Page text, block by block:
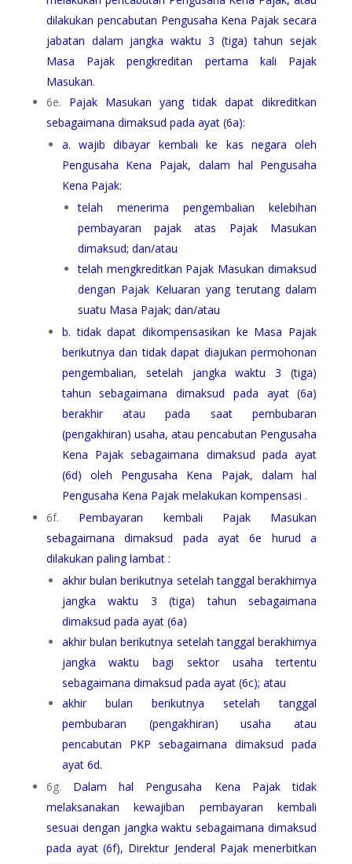
dilakukan pencabutan Pengusaha Kena Pajak secara
jabatan dalam jangka waktu 3 (tiga) tahun sejak
Masa Pajak pengkreditan pertama kali Pajak
Masukan.
6e. Pajak Masukan yang tidak dapat dikreditkan
sebagaimana dimaksud pada ayat (6a):
a. wajib dibayar kembali ke kas negara oleh
Pengusaha Kena Pajak, dalam hal Pengusaha
Kena Pajak:
telah menerima pengembalian kelebihan
pembayaran pajak atas Pajak Masukan
dimaksud; dan/atau
telah mengkreditkan Pajak Masukan dimaksud
dengan Pajak Keluaran yang terutang dalam
suatu Masa Pajak; dan/atau
b. tidak dapat dikompensasikan ke Masa Pajak
berikutnya dan tidak dapat diajukan permohonan
pengembalian, setelah jangka waktu 3 (tiga)
tahun sebagaimana dimaksud pada ayat (6a)
berakhir atau pada saat pembubaran
(pengakhiran) usaha, atau pencabutan Pengusaha
Kena Pajak sebagaimana dimaksud pada ayat
(6d) oleh Pengusaha Kena Pajak, dalam hal
Pengusaha Kena Pajak melakukan kompensasi .
6f. Pembayaran kembali Pajak Masukan
sebagaimana dimaksud pada ayat 6e hurud a
dilakukan paling lambat :
akhir bulan berikutnya setelah tanggal berakhirnya
jangka waktu 3 (tiga) tahun sebagaimana
dimaksud pada ayat (6a)
akhir bulan berikutnya setelah tanggal berakhirnya
jangka waktu bagi sektor usaha tertentu
sebagaimana dimaksud pada ayat (6c); atau
akhir bulan berikutnya setelah tanggal
pembubaran (pengakhiran) usaha atau
pencabutan PKP sebagaimana dimaksud pada
ayat 6d.
6g. Dalam hal Pengusaha Kena Pajak tidak
melaksanakan kewajiban pembayaran kembali
sesuai dengan jangka waktu sebagaimana dimaksud
pada ayat (6f), Direktur Jenderal Pajak menerbitkan